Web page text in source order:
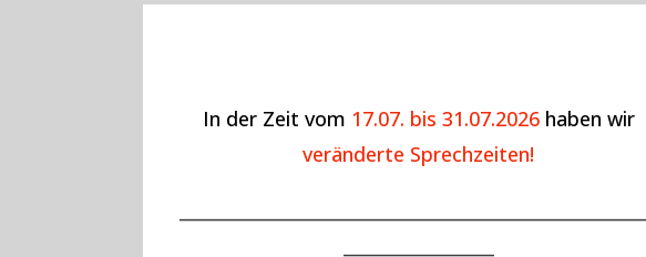
In der Zeit vom 17.07. bis 31.07.2026 haben wir
veränderte Sprechzeiten!